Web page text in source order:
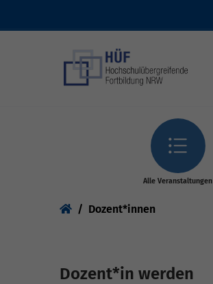
Alle Veranstaltungen
Dozent*innen
Dozent*in werden